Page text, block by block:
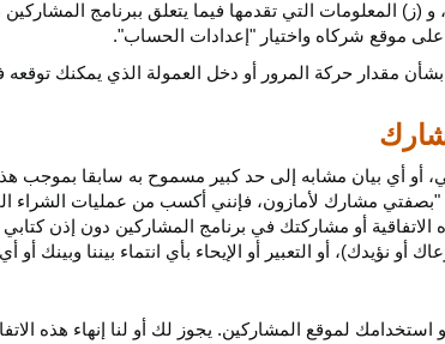
و (ز) المعلومات التي تقدمها فيما يتعلق ببرنامج
موقع شركاه واختيار "إعدادات الحساب".
مقدار حركة المرور أو دخل العمولة الذي يمكنك
أو أي بيان مشابه إلى حد كبير مسموح به سابقا بموجب
"بصفتي مشارك لأمازون، فإنني أكسب من عمليات الشراء
الاتفاقية أو مشاركتك في برنامج المشاركين دون إذن
أو نؤيدك)، أو التعبير أو الإيحاء بأي انتماء بيننا
استخدامك لموقع المشاركين. يجوز لك أو لنا إنهاء هذه